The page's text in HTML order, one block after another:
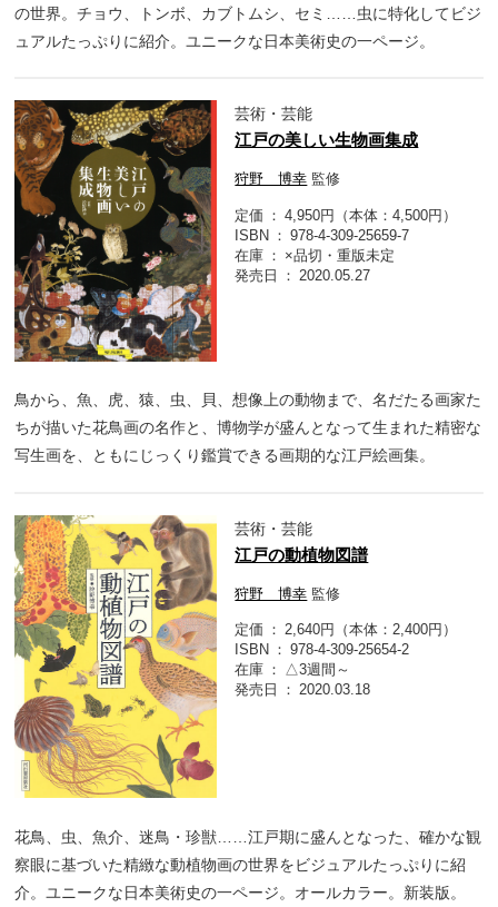
の世界。チョウ、トンボ、カブトムシ、セミ……虫に特化してビジ
ュアルたっぷりに紹介。ユニークな日本美術史の一ページ。
芸術・芸能
江戸の美しい生物画集成
狩野 博幸 監修
定価
4,950円（本体：4,500円）
ISBN
978-4-309-25659-7
在庫
×品切・重版未定
発売日
2020.05.27
鳥から、魚、虎、猿、虫、貝、想像上の動物まで、名だたる画家た
ちが描いた花鳥画の名作と、博物学が盛んとなって生まれた精密な
写生画を、ともにじっくり鑑賞できる画期的な江戸絵画集。
芸術・芸能
江戸の動植物図譜
狩野 博幸 監修
定価
2,640円（本体：2,400円）
ISBN
978-4-309-25654-2
在庫
△3週間～
発売日
2020.03.18
花鳥、虫、魚介、迷鳥・珍獣……江戸期に盛んとなった、確かな観
察眼に基づいた精緻な動植物画の世界をビジュアルたっぷりに紹
介。ユニークな日本美術史の一ページ。オールカラー。新装版。